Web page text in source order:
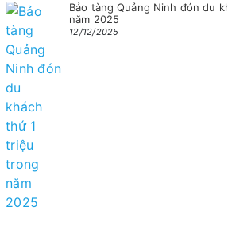
Bảo tàng Quảng Ninh đón du
năm 2025
12/12/2025